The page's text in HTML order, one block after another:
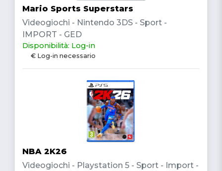
Mario Sports Superstars
Videogiochi - Nintendo 3DS - Sport -
IMPORT - GED
Disponibilità: Log-in
€ Log-in necessario
NBA 2K26
Videogiochi - Playstation 5 - Sport - Import -